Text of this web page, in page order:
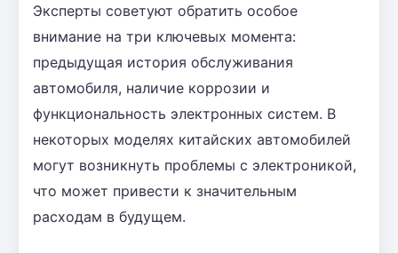
Эксперты советуют обратить особое
внимание на три ключевых момента:
предыдущая история обслуживания
автомобиля, наличие коррозии и
функциональность электронных систем. В
некоторых моделях китайских автомобилей
могут возникнуть проблемы с электроникой,
что может привести к значительным
расходам в будущем.